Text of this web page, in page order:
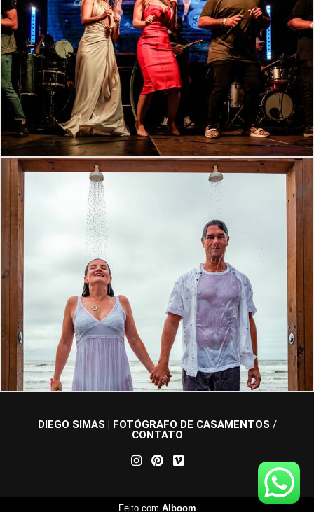
797 0
1198 14
DIEGO SIMAS | FOTÓGRAFO DE CASAMENTOS /
CONTATO
Feito com Alboom